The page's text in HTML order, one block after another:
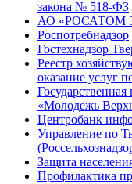
закона № 518-ФЗ
АО «РОСАТОМ
Роспотребнадзор
Гостехнадзор
Реестр
оказание услуг
«Молодежь
Центробанк
Управление по
Защита
Профилактика